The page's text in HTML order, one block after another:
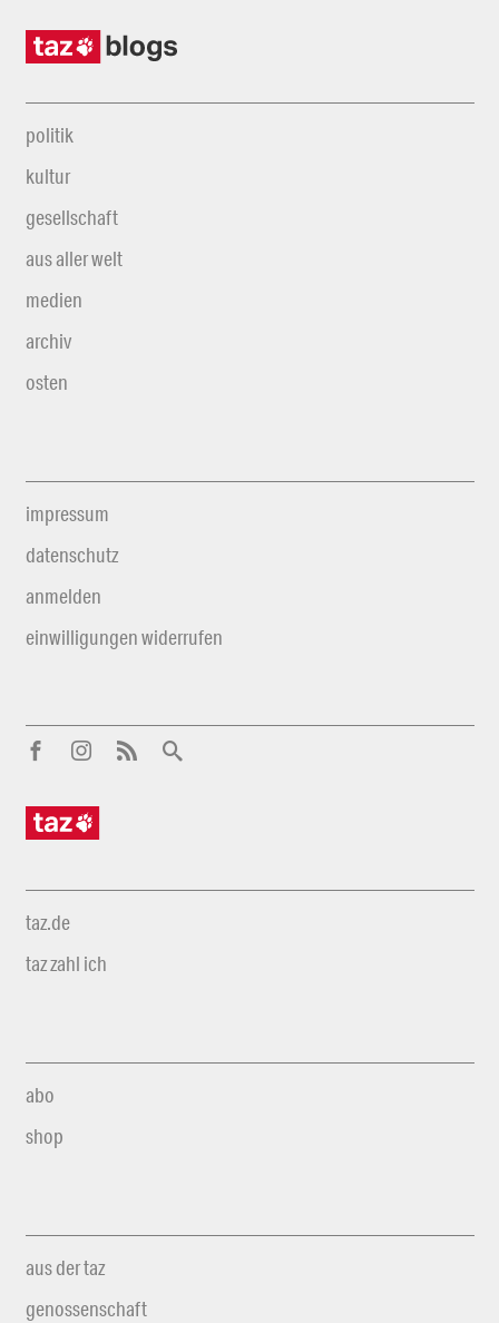
politik
kultur
gesellschaft
aus aller welt
medien
archiv
osten
impressum
datenschutz
anmelden
einwilligungen widerrufen
taz.de
taz zahl ich
abo
shop
aus der taz
genossenschaft